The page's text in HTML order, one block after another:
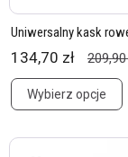
Uniwersalny kask
134,70 zł 209,90
Wybierz opcje